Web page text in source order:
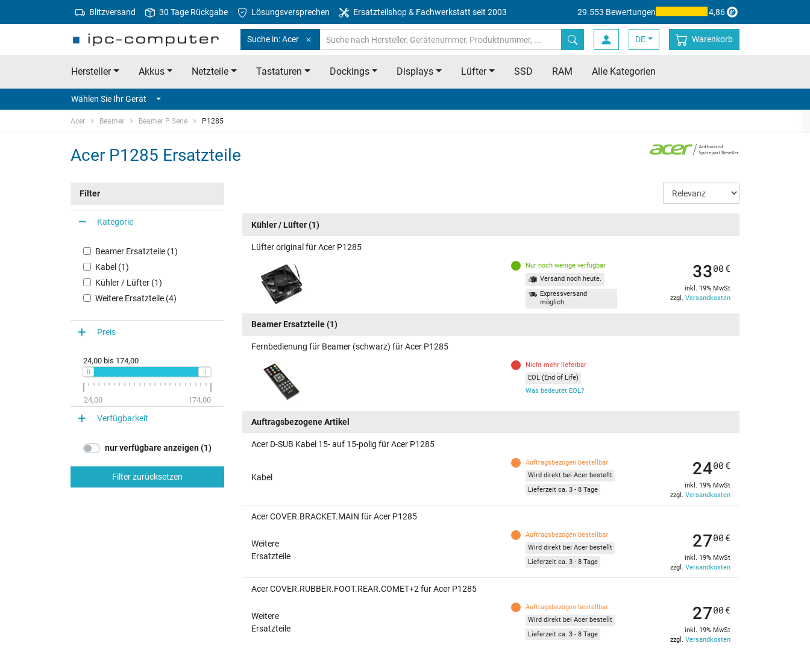
Blitzversand 30 Tage Rückgabe Lösungsversprechen Ersatzteilshop & Fachwerkstatt seit 2003 29.553 Bewertungen 4,86
Suche in: Acer DE Warenkorb
Hersteller Akkus Netzteile Tastaturen Dockings Displays Lüfter SSD RAM Alle Kategorien
Wählen Sie Ihr Gerät
Acer Beamer Beamer P Serie P1285
Acer P1285 Ersatzteile
Filter
Kategorie
Beamer Ersatzteile (1)
Kabel (1)
Kühler / Lüfter (1)
Weitere Ersatzteile (4)
Preis
24,00 bis 174,00
24,00 174,00
Verfügbarkeit
nur verfügbare anzeigen (1)
Filter zurücksetzen
Kühler / Lüfter(1)
Lüfter original für Acer P1285
Nur noch wenige verfügbar
Versand noch heute.
Expressversand
möglich.
3300 €
inkl. 19% MwSt
zzgl. Versandkosten
Beamer Ersatzteile(1)
Fernbedienung für Beamer (schwarz) für Acer P1285
Nicht mehr lieferbar
EOL (End of Life)
Was bedeutet EOL?
Auftragsbezogene Artikel
Acer D-SUB Kabel 15- auf 15-polig für Acer P1285
Kabel
Auftragsbezogen bestellbar
Wird direkt bei Acer bestellt
Lieferzeit ca. 3 - 8 Tage
2400 €
inkl. 19% MwSt
zzgl. Versandkosten
Acer COVER.BRACKET.MAIN für Acer P1285
Weitere
Ersatzteile
Auftragsbezogen bestellbar
Wird direkt bei Acer bestellt
Lieferzeit ca. 3 - 8 Tage
2700 €
inkl. 19% MwSt
zzgl. Versandkosten
Acer COVER.RUBBER.FOOT.REAR.COMET+2 für Acer P1285
Weitere
Ersatzteile
Auftragsbezogen bestellbar
Wird direkt bei Acer bestellt
Lieferzeit ca. 3 - 8 Tage
2700 €
inkl. 19% MwSt
zzgl. Versandkosten